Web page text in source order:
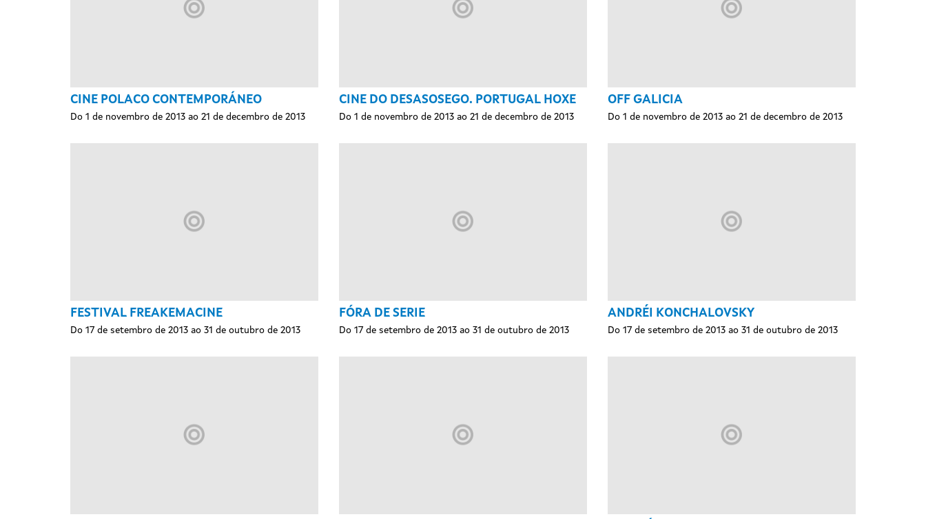
CINE POLACO CONTEMPORÁNEO
Do 1 de novembro de 2013 ao 21 de decembro de 2013
CINE DO DESASOSEGO. PORTUGAL HOXE
Do 1 de novembro de 2013 ao 21 de decembro de 2013
OFF GALICIA
Do 1 de novembro de 2013 ao 21 de decembro de 2013
FESTIVAL FREAKEMACINE
Do 17 de setembro de 2013 ao 31 de outubro de 2013
FÓRA DE SERIE
Do 17 de setembro de 2013 ao 31 de outubro de 2013
ANDRÉI KONCHALOVSKY
Do 17 de setembro de 2013 ao 31 de outubro de 2013